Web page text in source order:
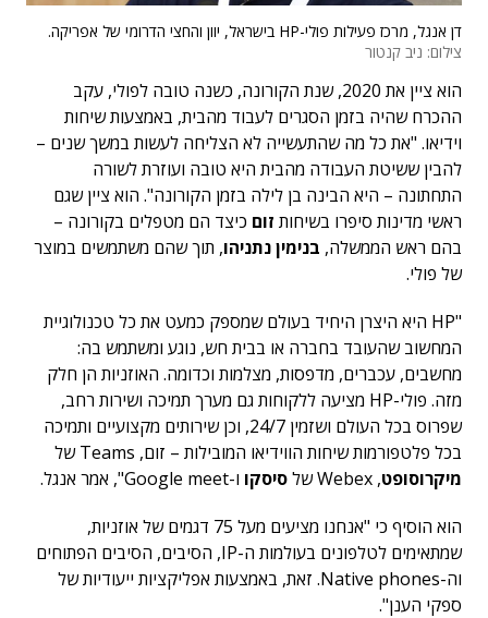
דן אנגל, מרכז פעילות פולי-HP בישראל, יוון והחצי הדרומי של אפריקה.
צילום: ניב קנטור
הוא ציין את 2020, שנת הקורונה, כשנה טובה לפולי, עקב
ההכרח שהיה בזמן הסגרים לעבוד מהבית, באמצעות שיחות
וידיאו. "את כל מה שהתעשייה לא הצליחה לעשות במשך שנים –
להבין ששיטת העבודה מהבית היא טובה ועוזרת לשורה
התחתונה – היא הבינה בן לילה בזמן הקורונה". הוא ציין שגם
ראשי מדינות סיפרו בשיחות זום כיצד הם מטפלים בקורונה –
בהם ראש הממשלה, בנימין נתניהו, תוך שהם משתמשים במוצר
של פולי.
"HP היא היצרן היחיד בעולם שמספק כמעט את כל טכנולוגיית
המחשוב שהעובד בחברה או בבית חש, נוגע ומשתמש בה:
מחשבים, עכברים, מדפסות, מצלמות וכדומה. האוזניות הן חלק
מזה. פולי-HP מציעה ללקוחות גם מערך תמיכה ושירות רחב,
שפרוס בכל העולם ושזמין 24/7, וכן שירותים מקצועיים ותמיכה
בכל פלטפורמות שיחות הווידיאו המובילות – זום, Teams של
מיקרוסופט, Webex של סיסקו ו-Google meet", אמר אנגל.
הוא הוסיף כי "אנחנו מציעים מעל 75 דגמים של אוזניות,
שמתאימים לטלפונים בעולמות ה-IP, הסיבים, הסיבים הפתוחים
וה-Native phones. זאת, באמצעות אפליקציות ייעודיות של
ספקי הענן".